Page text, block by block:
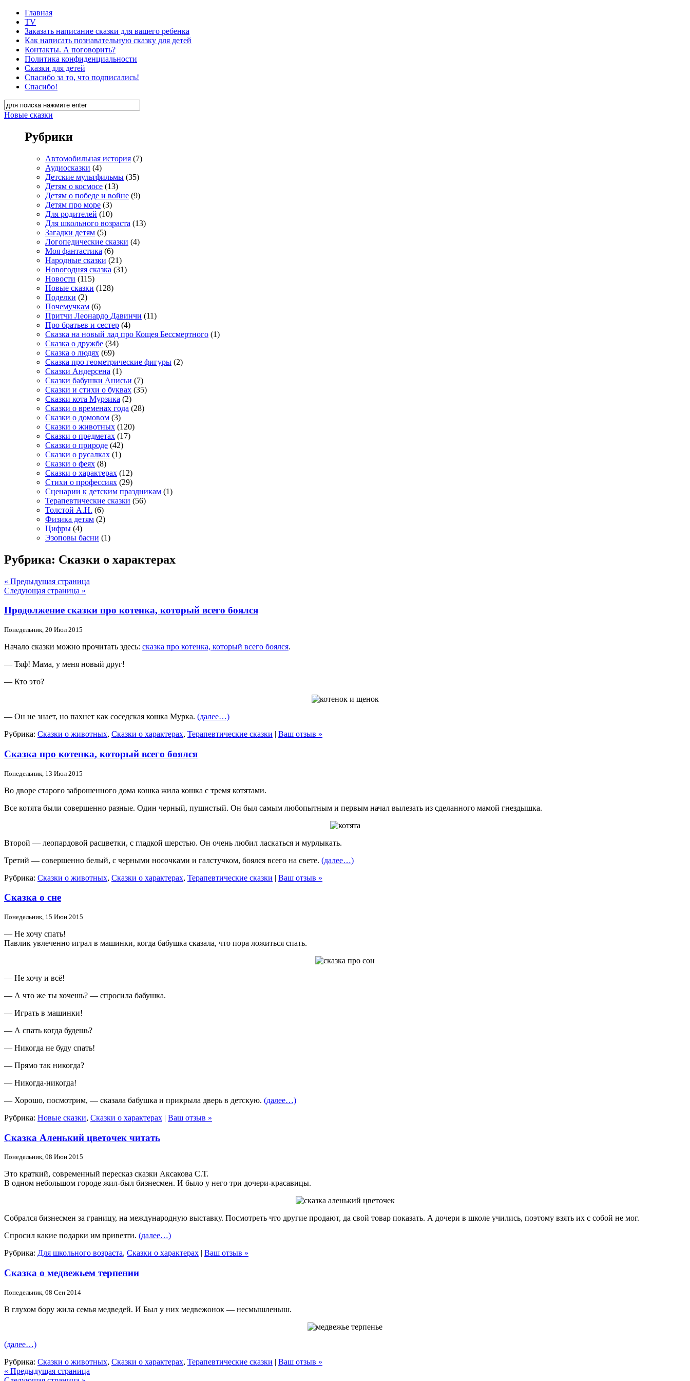
Главная
TV
Заказать написание сказки для вашего ребенка
Как написать познавательную сказку для детей
Контакты. А поговорить?
Политика конфиденциальности
Сказки для детей
Спасибо за то, что подписались!
Спасибо!
Новые сказки
Рубрики
Автомобильная история (7)
Аудиосказки (4)
Детские мультфильмы (35)
Детям о космосе (13)
Детям о победе и войне (9)
Детям про море (3)
Для родителей (10)
Для школьного возраста (13)
Загадки детям (5)
Логопедические сказки (4)
Моя фантастика (6)
Народные сказки (21)
Новогодняя сказка (31)
Новости (115)
Новые сказки (128)
Поделки (2)
Почемучкам (6)
Притчи Леонардо Давинчи (11)
Про братьев и сестер (4)
Сказка на новый лад про Кощея Бессмертного (1)
Сказка о дружбе (34)
Сказка о людях (69)
Сказка про геометрические фигуры (2)
Сказки Андерсена (1)
Сказки бабушки Анисьи (7)
Сказки и стихи о буквах (35)
Сказки кота Мурзика (2)
Сказки о временах года (28)
Сказки о домовом (3)
Сказки о животных (120)
Сказки о предметах (17)
Сказки о природе (42)
Сказки о русалках (1)
Сказки о феях (8)
Сказки о характерах (12)
Стихи о профессиях (29)
Сценарии к детским праздникам (1)
Терапевтические сказки (56)
Толстой А.Н. (6)
Физика детям (2)
Цифры (4)
Эзоповы басни (1)
Рубрика: Сказки о характерах
« Предыдущая страница
Следующая страница »
Продолжение сказки про котенка, который всего боялся
Понедельник, 20 Июл 2015
Начало сказки можно прочитать здесь: сказка про котенка, который всего боялся.
— Тяф! Мама, у меня новый друг!
— Кто это?
— Он не знает, но пахнет как соседская кошка Мурка. (далее…)
Рубрика: Сказки о животных, Сказки о характерах, Терапевтические сказки | Ваш отзыв »
Сказка про котенка, который всего боялся
Понедельник, 13 Июл 2015
Во дворе старого заброшенного дома кошка жила кошка с тремя котятами.
Все котята были совершенно разные. Один черный, пушистый. Он был самым любопытным и первым начал вылезать из сделанного мамой гнездышка.
Второй — леопардовой расцветки, с гладкой шерстью. Он очень любил ласкаться и мурлыкать.
Третий — совершенно белый, с черными носочками и галстучком, боялся всего на свете. (далее…)
Рубрика: Сказки о животных, Сказки о характерах, Терапевтические сказки | Ваш отзыв »
Сказка о сне
Понедельник, 15 Июн 2015
— Не хочу спать!
Павлик увлеченно играл в машинки, когда бабушка сказала, что пора ложиться спать.
— Не хочу и всё!
— А что же ты хочешь? — спросила бабушка.
— Играть в машинки!
— А спать когда будешь?
— Никогда не буду спать!
— Прямо так никогда?
— Никогда-никогда!
— Хорошо, посмотрим, — сказала бабушка и прикрыла дверь в детскую. (далее…)
Рубрика: Новые сказки, Сказки о характерах | Ваш отзыв »
Сказка Аленький цветочек читать
Понедельник, 08 Июн 2015
Это краткий, современный пересказ сказки Аксакова С.Т.
В одном небольшом городе жил-был бизнесмен. И было у него три дочери-красавицы.
Собрался бизнесмен за границу, на международную выставку. Посмотреть что другие продают, да свой товар показать. А дочери в школе учились, поэтому взять их с собой не мог.
Спросил какие подарки им привезти. (далее…)
Рубрика: Для школьного возраста, Сказки о характерах | Ваш отзыв »
Сказка о медвежьем терпении
Понедельник, 08 Сен 2014
В глухом бору жила семья медведей. И Был у них медвежонок — несмышленыш.
(далее…)
Рубрика: Сказки о животных, Сказки о характерах, Терапевтические сказки | Ваш отзыв »
« Предыдущая страница